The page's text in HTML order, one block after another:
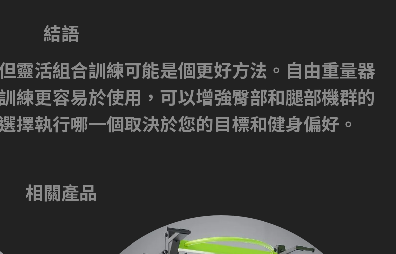
結語
靈活組合訓練可能是個更好方法。自由重量器
練更容易於使用，可以增強臀部和腿部機群的
擇執行哪一個取決於您的目標和健身偏好。
相關產品